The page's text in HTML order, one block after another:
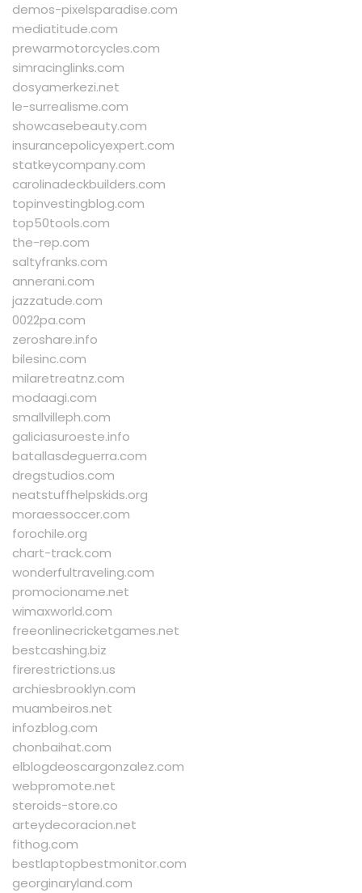
demos-pixelsparadise.com
mediatitude.com
prewarmotorcycles.com
simracinglinks.com
dosyamerkezi.net
le-surrealisme.com
showcasebeauty.com
insurancepolicyexpert.com
statkeycompany.com
carolinadeckbuilders.com
topinvestingblog.com
top50tools.com
the-rep.com
saltyfranks.com
annerani.com
jazzatude.com
0022pa.com
zeroshare.info
bilesinc.com
milaretreatnz.com
modaagi.com
smallvilleph.com
galiciasuroeste.info
batallasdeguerra.com
dregstudios.com
neatstuffhelpskids.org
moraessoccer.com
forochile.org
chart-track.com
wonderfultraveling.com
promocioname.net
wimaxworld.com
freeonlinecricketgames.net
bestcashing.biz
firerestrictions.us
archiesbrooklyn.com
muambeiros.net
infozblog.com
chonbaihat.com
elblogdeoscargonzalez.com
webpromote.net
steroids-store.co
arteydecoracion.net
fithog.com
bestlaptopbestmonitor.com
georginaryland.com